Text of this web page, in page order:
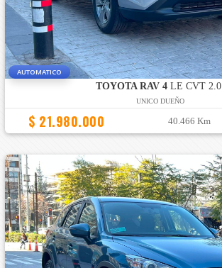
AUTOMATICO
TOYOTA RAV 4 LE CVT 2.0
UNICO DUEÑO
$ 21.980.000 40.466 Km